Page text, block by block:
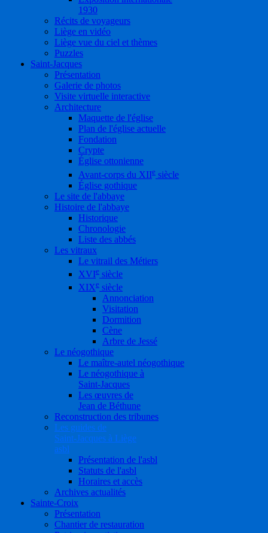
1930
Récits de voyageurs
Liège en vidéo
Liège vue du ciel et thèmes
Puzzles
Saint-Jacques
Présentation
Galerie de photos
Visite virtuelle interactive
Architecture
Maquette de l'église
Plan de l'église actuelle
Fondation
Crypte
Église ottonienne
Avant-corps du XIIe siècle
Église gothique
Le site de l'abbaye
Histoire de l'abbaye
Historique
Chronologie
Liste des abbés
Les vitraux
Le vitrail des Métiers
XVIe siècle
XIXe siècle
Annonciation
Visitation
Dormition
Cène
Arbre de Jessé
Le néogothique
Le maître-autel néogothique
Le néogothique à
Saint-Jacques
Les œuvres de
Jean de Béthune
Reconstruction des tribunes
Les guides de
Saint-Jacques à Liège
asbl
Présentation de l'asbl
Statuts de l'asbl
Horaires et accès
Archives actualités
Sainte-Croix
Présentation
Chantier de restauration